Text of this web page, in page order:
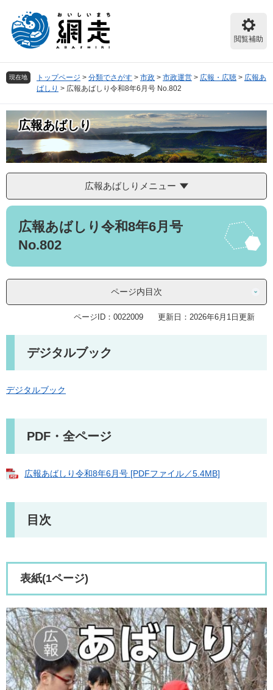
頭
で
飛
ば
て
本
文
へ
閲覧補助
現在地 トップページ > 分類でさがす > 市政 > 市政運営 > 広報・広聴 > 広報あ
ばしり > 広報あばしり令和8年6月号 No.802
広報あばしり
広報あばしりメニュー
本
広報あばしり令和8年6月号
No.802
ページ内目次
ページID：0022009 更新日：2026年6月1日更新
デジタルブック
デジタルブック
PDF・全ページ
広報あばしり令和8年6月号 [PDFファイル／5.4MB]
目次
表紙(1ページ)